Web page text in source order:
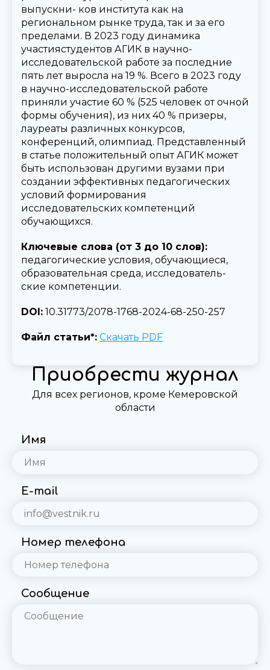
выпускни- ков института как на
региональном рынке труда, так и за его
пределами. В 2023 году динамика
участиястудентов АГИК в научно-
исследовательской работе за последние
пять лет выросла на 19 %. Всего в 2023 году
в научно-исследовательской работе
приняли участие 60 % (525 человек от очной
формы обучения), из них 40 % призеры,
лауреаты различных конкурсов,
конференций, олимпиад. Представленный
в статье положительный опыт АГИК может
быть использован другими вузами при
создании эффективных педагогических
условий формирования
исследовательских компетенций
обучающихся.
Ключевые слова (от 3 до 10 слов):
педагогические условия, обучающиеся,
образовательная среда, исследователь-
ские компетенции.
DOI: 10.31773/2078-1768-2024-68-250-257
Файл статьи*: Скачать PDF
Приобрести журнал
Для всех регионов, кроме Кемеровской
области
Имя
E-mail
Номер телефона
Сообщение